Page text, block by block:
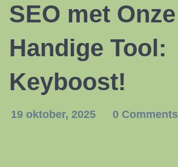
SEO met Onze
Handige Tool:
Keyboost!
19 oktober, 2025 0 Comments